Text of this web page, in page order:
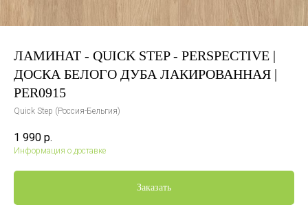
ЛАМИНАТ - QUICK STEP - PERSPECTIVE |
ДОСКА БЕЛОГО ДУБА ЛАКИРОВАННАЯ |
PER0915
Quick Step (Россия-Бельгия)
1 990 р.
Информация о доставке
Заказать